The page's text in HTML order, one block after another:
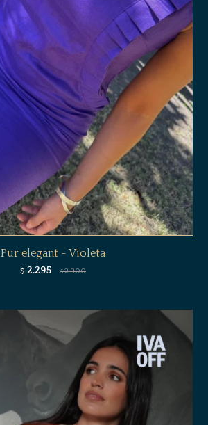
Pur elegant - Violeta
$ 2.295 $ 2.800